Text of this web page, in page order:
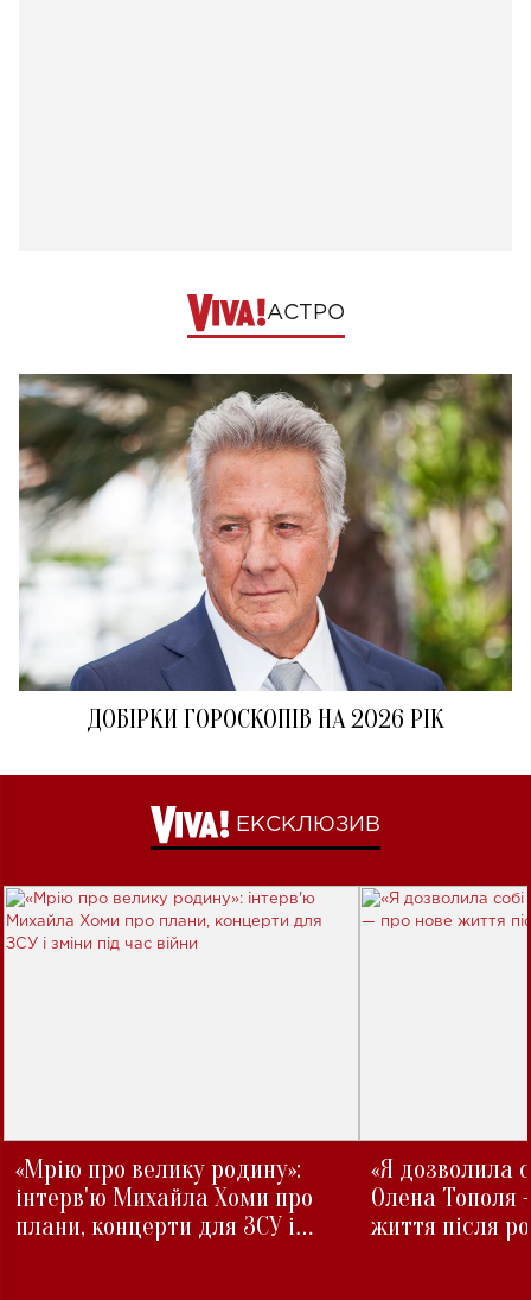
АСТРО
ДОБІРКИ ГОРОСКОПІВ НА 2026 РІК
ЕКСКЛЮЗИВ
«Мрію про велику родину»:
інтерв'ю Михайла Хоми про
плани, концерти для ЗСУ і
«Я дозволила
Олена Тополя
життя після